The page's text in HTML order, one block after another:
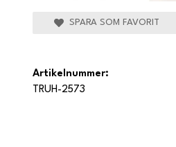
SPARA SOM FAVORIT
Artikelnummer:
TRUH-2573